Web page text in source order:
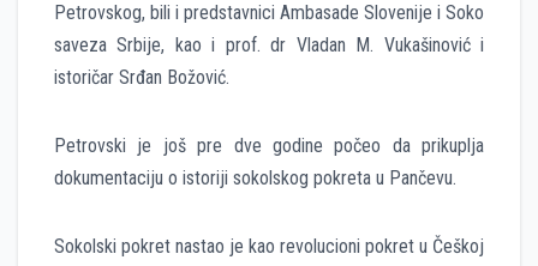
Petrovskog, bili i predstavnici Ambasade Slovenije i Soko
saveza Srbije, kao i prof. dr Vladan M. Vukašinović i
istoričar Srđan Božović.
Petrovski je još pre dve godine počeo da prikuplja
dokumentaciju o istoriji sokolskog pokreta u Pančevu.
Sokolski pokret nastao je kao revolucioni pokret u Češkoj